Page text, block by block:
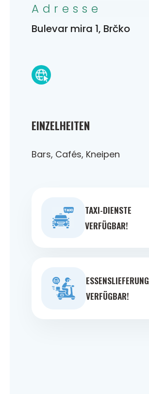
EINZELHEITEN
Bars, Cafés, Kneipen
TAXI-DIENSTE
VERFÜGBAR!
ESSENSLIEFERUNG
VERFÜGBAR!
Adresse
Bulevar mira 1, Brčko